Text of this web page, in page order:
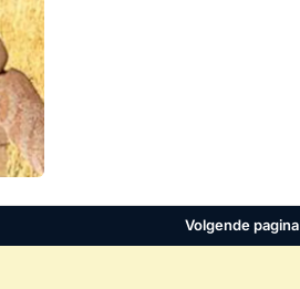
Volgende pagina